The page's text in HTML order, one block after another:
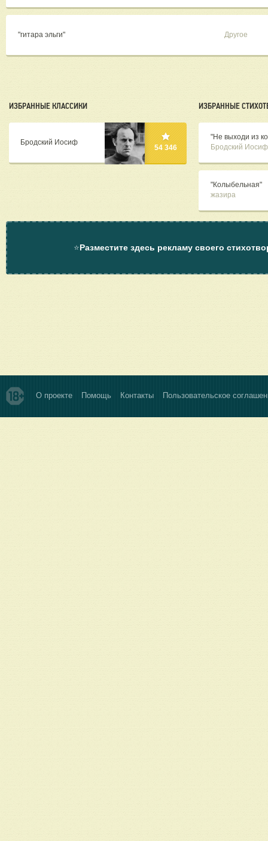
"гитара эльги" Другое
ИЗБРАННЫЕ КЛАССИКИ
Бродский Иосиф
54 346
ИЗБРАННЫЕ
"Не выходи из
Бродский Иосиф
"Колыбельная"
жазира
⭐Разместите здесь рекламу своего
О проекте Помощь Контакты Пользовательское